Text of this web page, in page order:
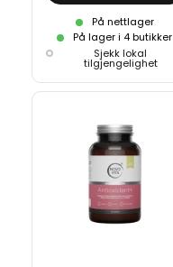
På nettlager
På lager i 4 butikker
Sjekk lokal
tilgjengelighet